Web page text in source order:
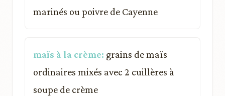
marinés ou poivre de Cayenne
maïs à la crème: grains de maïs
ordinaires mixés avec 2 cuillères à
soupe de crème